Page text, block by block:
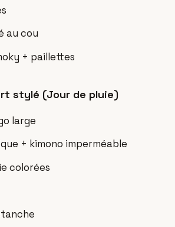
au cou
+ paillettes
stylé (Jour de pluie)
large
+ kimono imperméable
colorées